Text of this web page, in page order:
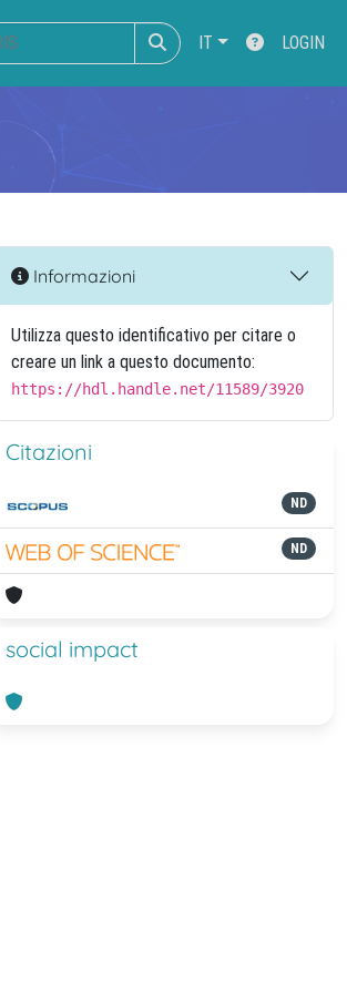
IT LOGIN
Informazioni
Utilizza questo identificativo per citare o
creare un link a questo documento:
https://hdl.handle.net/11589/3920
Citazioni
ND
ND
social impact